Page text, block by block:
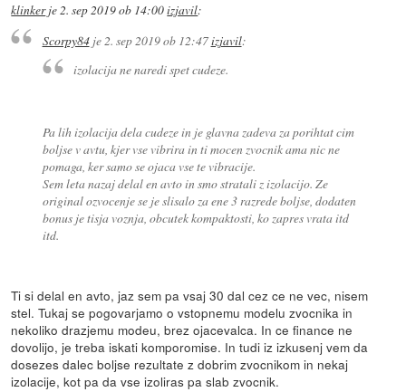
klinkerje2. sep 2019 ob 14:00izjavil:
Scorpy84je 2. sep 2019 ob 12:47izjavil:
izolacija ne naredi spet cudeze.
Pa lih izolacija dela cudeze in je glavna zadeva za porihtat cim
boljse v avtu, kjer vse vibrira in ti mocen zvocnik ama nic ne
pomaga, ker samo se ojaca vse te vibracije.
Sem leta nazaj delal en avto in smo stratali z izolacijo. Ze
original ozvocenje se je slisalo za ene 3 razrede boljse, dodaten
bonus je tisja voznja, obcutek kompaktosti, ko zapres vrata itd
itd.
Ti si delal en avto, jaz sem pa vsaj 30 dal cez ce ne vec, nisem
stel. Tukaj se pogovarjamo o vstopnemu modelu zvocnika in
nekoliko drazjemu modeu, brez ojacevalca. In ce finance ne
dovolijo, je treba iskati komporomise. In tudi iz izkusenj vem da
dosezes dalec boljse rezultate z dobrim zvocnikom in nekaj
izolacije, kot pa da vse izoliras pa slab zvocnik.